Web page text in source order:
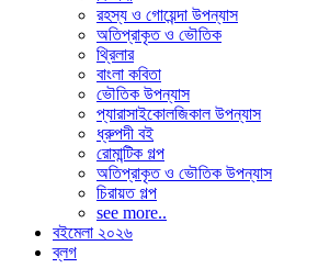
রহস্য ও গোয়েন্দা উপন্যাস
অতিপ্রাকৃত ও ভৌতিক
থ্রিলার
বাংলা কবিতা
ভৌতিক উপন্যাস
প্যারাসাইকোলজিকাল উপন্যাস
ধ্রুপদী বই
রোমান্টিক গল্প
অতিপ্রাকৃত ও ভৌতিক উপন্যাস
চিরায়ত গল্প
see more..
বইমেলা ২০২৬
ব্লগ